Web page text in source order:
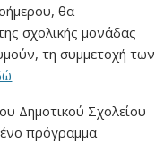
θα
σχολικής μονάδας
τη συμμετοχή των
Δημοτικού Σχολείου
πρόγραμμα